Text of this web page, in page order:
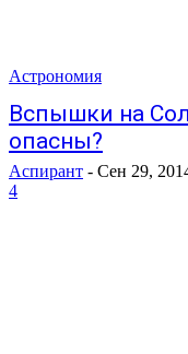
Астрономия
Вспышки на
опасны?
Аспирант - Сен 29,
4